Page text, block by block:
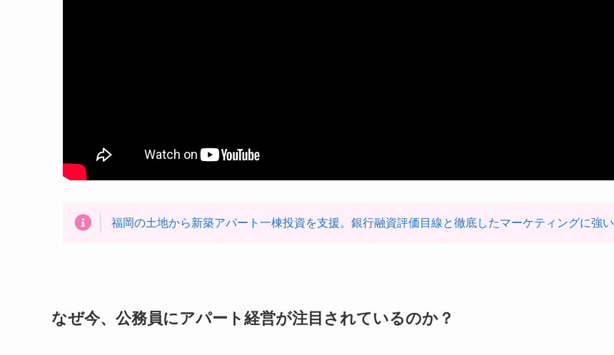
福岡の土地から新築アパート一棟投資を支援。銀行融資評価目線と徹底したマーケティングに強い
なぜ今、公務員にアパート経営が注目されているのか？